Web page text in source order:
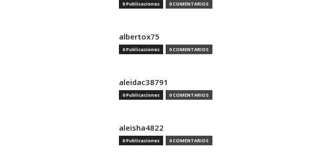
0 Publicaciones 0 COMENTARIOS
albertox75
0 Publicaciones 0 COMENTARIOS
aleidac38791
0 Publicaciones 0 COMENTARIOS
aleisha4822
0 Publicaciones 0 COMENTARIOS